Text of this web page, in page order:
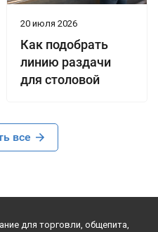
20 июля 2026
Как подобрать
линию раздачи
для столовой
все
для торговли, общепита,